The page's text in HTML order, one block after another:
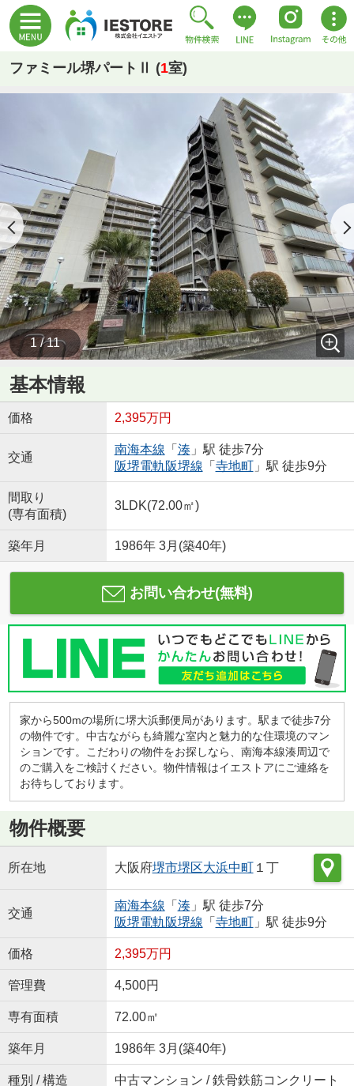
ファミール堺パートⅡ (1室)
1 / 11
基本情報
価格 2,395万円
交通
南海本線 「 湊 」駅 徒歩7分
阪堺電軌阪堺線 「 寺地町」駅 徒歩9分
間取り
(専有面積)
3LDK(72.00㎡)
築年月 1986年 3月(築40年)
お問い合わせ(無料)
家から500mの場所に堺大浜郵便局があります。駅まで徒歩7分
の物件です。中古ながらも綺麗な室内と魅力的な住環境のマン
ションです。こだわりの物件をお探しなら、南海本線湊周辺で
のご購入をご検討ください。物件情報はイエストアにご連絡を
お待ちしております。
物件概要
所在地 大阪府堺市堺区大浜中町１丁
交通
南海本線 「 湊 」駅 徒歩7分
阪堺電軌阪堺線 「 寺地町」駅 徒歩9分
価格 2,395万円
管理費 4,500円
専有面積 72.00㎡
築年月 1986年 3月(築40年)
種別 / 構造 中古マンション / 鉄骨鉄筋コンクリート